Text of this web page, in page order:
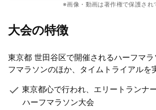
※画像・動画は著作権で保護され
大会の特徴
東京都 世田谷区で開催されるハーフマ
フマラソンのほか、タイムトライアルを
東京都心で行われ、エリートランナ
ハーフマラソン大会